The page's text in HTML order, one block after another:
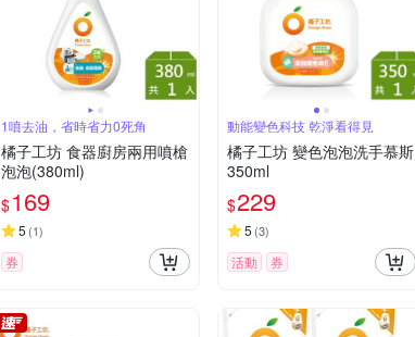
1噴去油，省時省力0死角
橘子工坊 食器廚房兩用噴槍
泡泡(380ml)
$169
5 (1)
券
動能變色科技 乾淨看得見
橘子工坊 變色泡泡洗手慕斯
350ml
$229
5 (3)
活動 券